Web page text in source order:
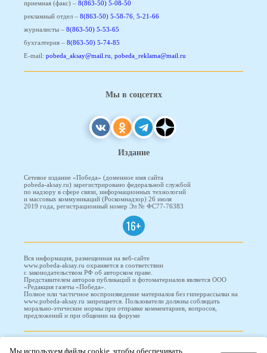
приемная (факс) – 8(863-50) 5-08-50
рекламный отдел – 8(863-50) 5-58-76 5-21-66
журналисты – 8(863-50) 5-53-65
бухгалтерия – 8(863-50) 5-74-85
E-mail: pobeda_aksay@mail.ru pobeda_reklama@mail.ru
Мы в соцсетях
Издание
Сетевое издание «Победа» (доменное имя сайта
pobeda-aksay.ru) зарегистрировано федеральной службой
по надзору в сфере связи, информационных технологий
и массовых коммуникаций (Роскомнадзор) 26 июля
2019 года, регистрационный номер Эл № ФС77-76383
16+
Вся информация, размещенная на веб-сайте
www.pobeda-aksay.ru охраняется в соответствии
с законодательством РФ об авторском праве.
Представителем авторов публикаций и фотоматериалов является ООО
«Редакция газеты «Победа».
Полное или частичное воспроизведение материалов без гиперрассылки на
www.pobeda-aksay.ru запрещается. Пользователи должны соблюдать
морально-этические нормы при отправке комментариев, вопросов,
предложений и при общении на форуме
Мы используем файлы cookie, чтобы обеспечивать